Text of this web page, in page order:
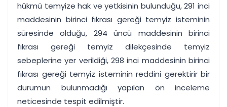
hükmü temyize hak ve yetkisinin bulunduğu, 291 inci
maddesinin birinci fıkrası gereği temyiz isteminin
süresinde olduğu, 294 üncü maddesinin birinci
fıkrası gereği temyiz dilekçesinde temyiz
sebeplerine yer verildiği, 298 inci maddesinin birinci
fıkrası gereği temyiz isteminin reddini gerektirir bir
durumun bulunmadığı yapılan ön inceleme
neticesinde tespit edilmiştir.